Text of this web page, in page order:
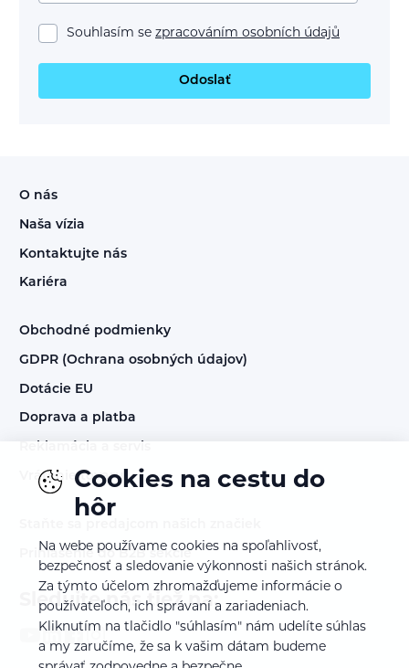
Souhlasím se zpracováním osobních údajů
Odoslať
O nás
Naša vízia
Kontaktujte nás
Kariéra
Obchodné podmienky
GDPR (Ochrana osobných údajov)
Dotácie EU
Doprava a platba
Vrátenie tovaru
Prihlásenie do B2B sekcie
Sledujte nás tiež na:
Cookies na cestu do
hôr
Na webe používame cookies na spoľahlivosť,
bezpečnosť a sledovanie výkonnosti našich stránok.
Za týmto účelom zhromažďujeme informácie o
používateľoch, ich správaní a zariadeniach.
Kliknutím na tlačidlo "súhlasím" nám udelíte súhlas
a my zaručíme, že sa k vašim dátam budeme